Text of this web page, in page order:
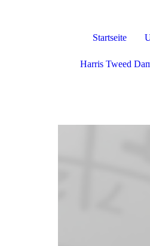
Startseite
Harris Tweed